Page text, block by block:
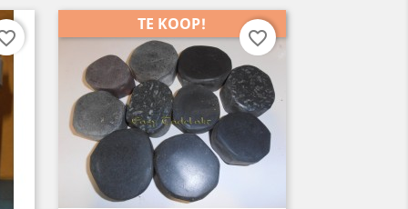
TE KOOP!
favorite_border